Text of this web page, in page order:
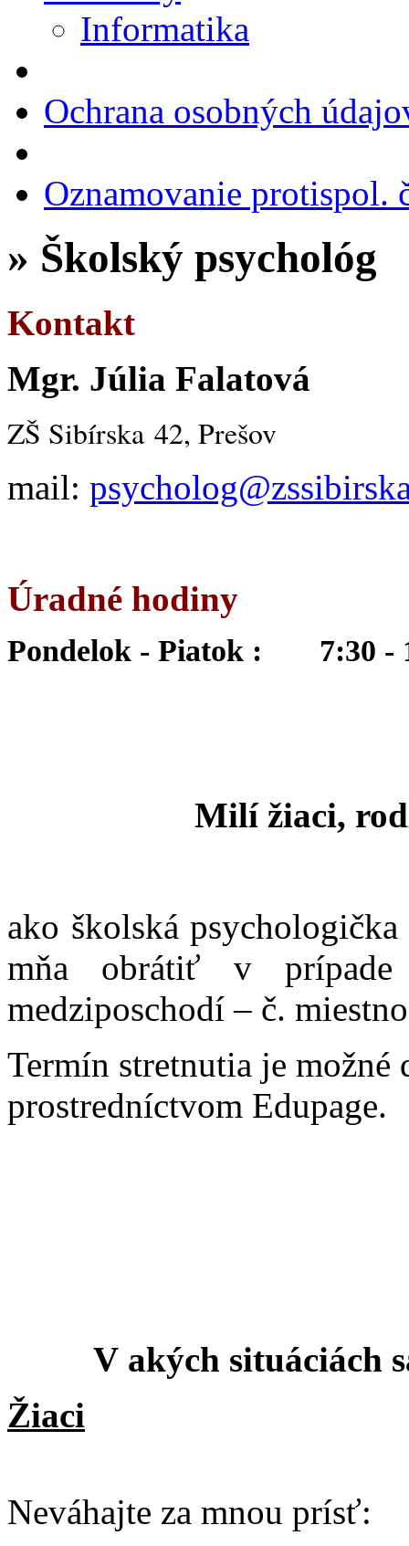
Informatika
Ochrana osobných
Oznamovanie protispol.
» Školský psychológ
Kontakt
Mgr. Júlia Falatová
ZŠ Sibírska 42, Prešov
mail:
Úradné hodiny
Pondelok - Piatok : 7:30 -
Milí žiaci,
ako školská
mňa obrátiť v
medziposchodí – č.
Termín stretnutia je
prostredníctvom Edupage.
V akých situáciách
Žiaci
Neváhajte za mnou prísť: